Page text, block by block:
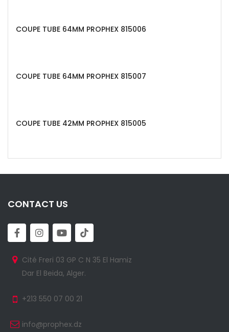
COUPE TUBE 64MM PROPHEX 815006
COUPE TUBE 64MM PROPHEX 815007
COUPE TUBE 42MM PROPHEX 815005
CONTACT US
Cité Freri 03 GP C N 35 El Hamiz
Dar El Beida, Alger.
+213 550 07 00 21
info@prophex.dz